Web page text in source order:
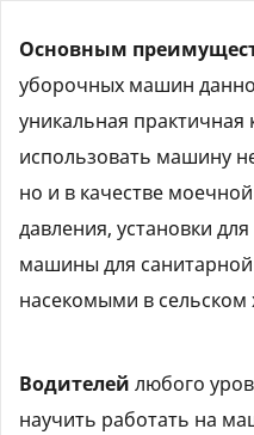
Основным
уборочных машин
уникальная
использовать машину
но и в качестве
давления, установки
машины для
насекомыми в сельском
Водителей любого
научить работать на